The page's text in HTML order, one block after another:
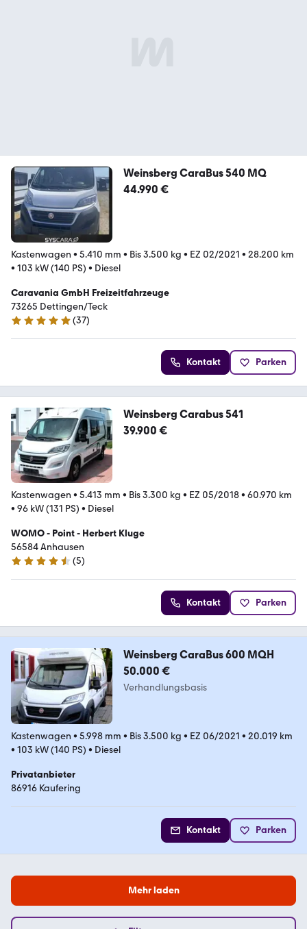
Weinsberg CaraBus 540 MQ
44.990 €
Kastenwagen • 5.410 mm • Bis 3.500 kg • EZ 02/2021 • 28.200 km
• 103 kW (140 PS) • Diesel
Caravania GmbH Freizeitfahrzeuge
73265 Dettingen/Teck
5 Sterne
(37)
Kontakt Parken
Weinsberg Carabus 541
39.900 €
Kastenwagen • 5.413 mm • Bis 3.300 kg • EZ 05/2018• 60.970 km
• 96 kW (131 PS) • Diesel
WOMO - Point - Herbert Kluge
56584 Anhausen
4.7 Sterne
(5)
Kontakt Parken
Weinsberg CaraBus 600 MQH
50.000 €
Verhandlungsbasis
Kastenwagen • 5.998 mm • Bis 3.500 kg • EZ 06/2021 • 20.019 km
• 103 kW (140 PS) • Diesel
Privatanbieter
86916 Kaufering
Kontakt Parken
Mehr laden